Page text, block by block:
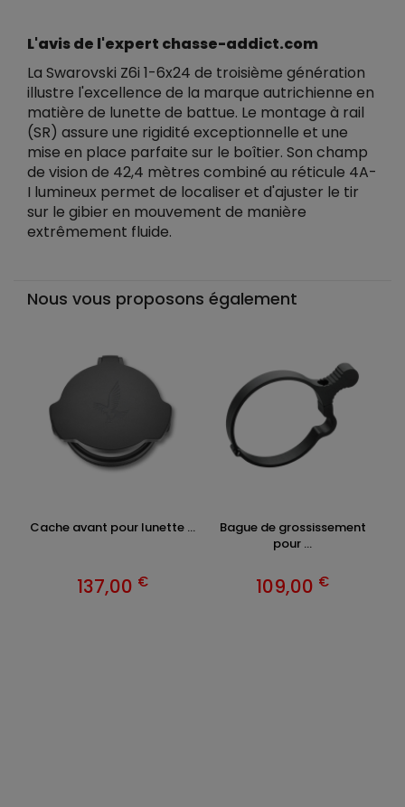
L'avis de l'expert chasse-addict.com
La Swarovski Z6i 1-6x24 de troisième génération
illustre l'excellence de la marque autrichienne en
matière de lunette de battue. Le montage à rail
(SR) assure une rigidité exceptionnelle et une
mise en place parfaite sur le boîtier. Son champ
de vision de 42,4 mètres combiné au réticule 4A-
I lumineux permet de localiser et d'ajuster le tir
sur le gibier en mouvement de manière
extrêmement fluide.
Nous vous proposons également
Cache avant pour lunette ...
137,00 €
Bague de grossissement
pour ...
109,00 €